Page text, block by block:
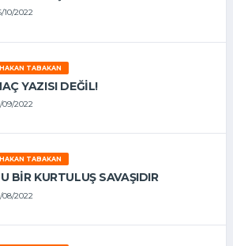
10/2022
HAKAN TABAKAN
YAZISI DEĞİL!
09/2022
HAKAN TABAKAN
BİR KURTULUŞ SAVAŞIDIR
08/2022